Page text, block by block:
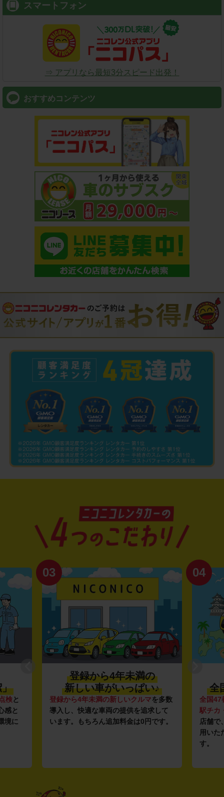
スマートフォン
⇒ アプリなら最短3分スピード出発！
おすすめコンテンツ
」
検と
感と
境に
03
登録から4年未満の
新しい車がいっぱい♪
登録から4年未満の新しいクルマを多数
導入し、快適な車両の提供を追求して
います。もちろん追加料金は0円です。
04
全
全国47
駅チカ
店舗で
用いた
す。